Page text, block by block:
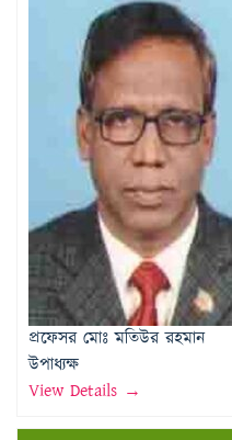
প্রফেসর মোঃ মতিউর রহমান
উপাধ্যক্ষ
View Details →
Rajshahi Education Board